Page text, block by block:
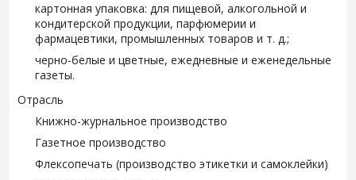
картонная упаковка: для пищевой, алкогольной и
кондитерской продукции, парфюмерии и
фармацевтики, промышленных товаров и т. д.;
черно-белые и цветные, ежедневные и еженедельные
газеты.
Отрасль
Книжно-журнальное производство
Газетное производство
Флексопечать (производство этикетки и самоклейки)